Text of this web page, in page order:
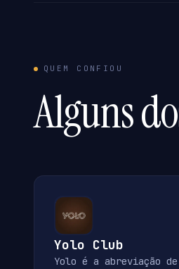
QUEM CONFIOU
Alguns
Yolo Club
Yolo é a abreviação